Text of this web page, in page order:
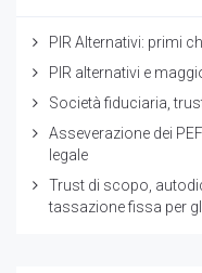
PIR Alternativi: primi
PIR alternativi e
Società fiduciaria,
Asseverazione dei
legale
Trust di scopo,
tassazione fissa per